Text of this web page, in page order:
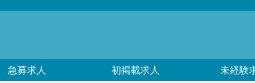
急募求人 初掲載求人 未経験